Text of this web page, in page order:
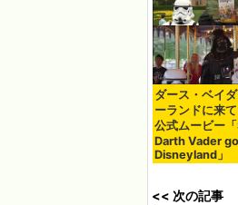
ダース・ベイ
ーランドに来
公式ムービー
Darth Vader
Disneyland」
<< 次の記事